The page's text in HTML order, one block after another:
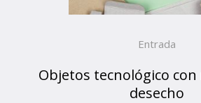
Entrada
Objetos tecnológico
desecho